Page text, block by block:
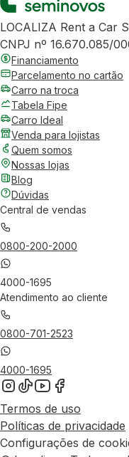
LOCALIZA Rent a Car
CNPJ nº 16.670.085/
Financiamento
Parcelamento no cartão
Carro na troca
Tabela Fipe
Carro Ideal
Venda para lojistas
Quem somos
Nossas lojas
Blog
Dúvidas
Central de vendas
0800-200-2000
4000-1695
Atendimento ao cliente
0800-701-2523
4000-1695
Termos de uso
Políticas de privacidade
Configurações de